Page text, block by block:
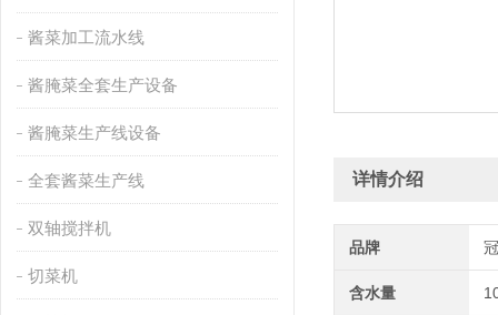
酱菜加工流水线
酱腌菜全套生产设备
酱腌菜生产线设备
全套酱菜生产线
双轴搅拌机
切菜机
详情介绍
品牌
含水量